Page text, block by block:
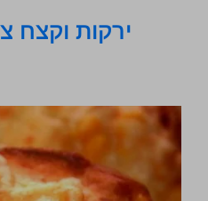
ירקות וקצח